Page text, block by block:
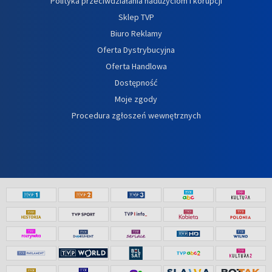
Sklep TVP
Biuro Reklamy
Oferta Dystrybucyjna
Oferta Handlowa
Dostępność
Moje zgody
Procedura zgłoszeń wewnętrznych